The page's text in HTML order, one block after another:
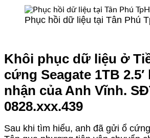
Phục hồi dữ liệu tại Tân Phú
Khôi phục dữ liệu ở
cứng Seagate 1TB
nhận của Anh Vĩnh.
0828.xxx.439
Sau khi tìm hiểu, anh đã gửi ổ